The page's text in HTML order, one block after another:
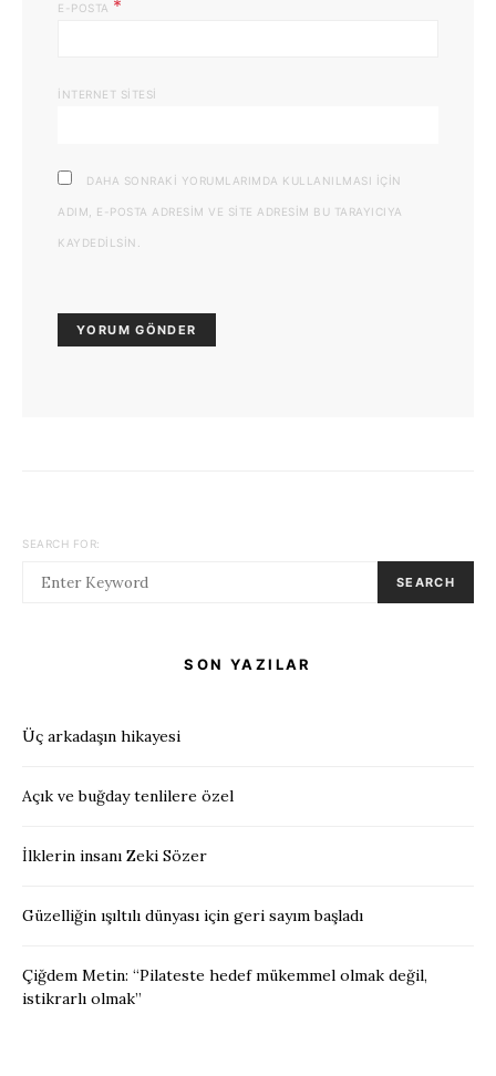
E-POSTA *
İNTERNET SITESI
DAHA SONRAKI YORUMLARIMDA KULLANILMASI IÇIN
ADIM, E-POSTA ADRESIM VE SITE ADRESIM BU TARAYICIYA
KAYDEDILSIN.
SEARCH FOR:
SEARCH
SON YAZILAR
Üç arkadaşın hikayesi
Açık ve buğday tenlilere özel
İlklerin insanı Zeki Sözer
Güzelliğin ışıltılı dünyası için geri sayım başladı
Çiğdem Metin: “Pilateste hedef mükemmel olmak değil,
istikrarlı olmak”